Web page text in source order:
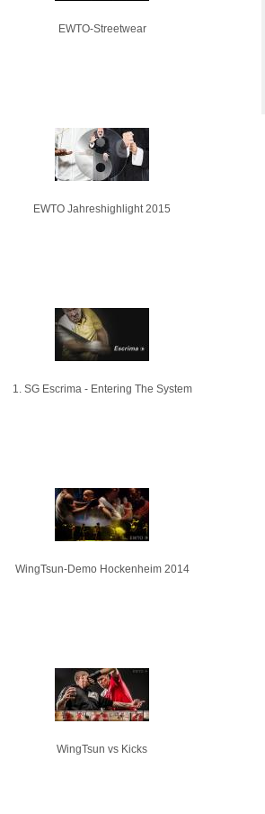
EWTO-Streetwear
EWTO Jahreshighlight 2015
1. SG Escrima - Entering The System
WingTsun-Demo Hockenheim 2014
WingTsun vs Kicks